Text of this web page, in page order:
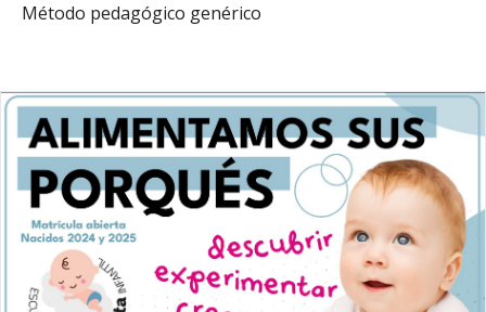
Método pedagógico genérico